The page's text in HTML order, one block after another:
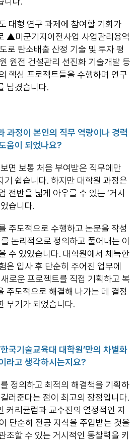
대형 연구 과제에 참여할 기회가
▲미군기지이전사업 사업관리용역
로 탄소배출 산정 기술 및 투자 평
원전 건설관리 선진화 기술개발 등
핵심 프로젝트들을 수행하며 연구
남겼습니다.
과정이 본인의 직무 역량이나 경력
움이 되었나요?
면 보통 처음 부여받은 직무에만
기 쉽습니다. 하지만 대학원 과정은
전반을 넓게 아우를 수 있는 ‘거시
습니다.
주도적으로 수행하고 논문을 작성
논리적으로 정의하고 풀어내는 이
수 있었습니다. 대학원에서 체득한
은 입사 후 단순히 주어진 업무에
로운 프로젝트를 직접 기획하고 복
주도적으로 해결해 나가는 데 결정
무기가 되었습니다.
한국기술교육대 대학원’만의 차별화
라고 생각하시는지요?
정의하고 최적의 해결책을 기획하
러준다는 점이 최고의 장점입니다.
커리큘럼과 교수진의 열정적인 지
단순히 전공 지식을 주입받는 것을
조할 수 있는 거시적인 통찰력을 키